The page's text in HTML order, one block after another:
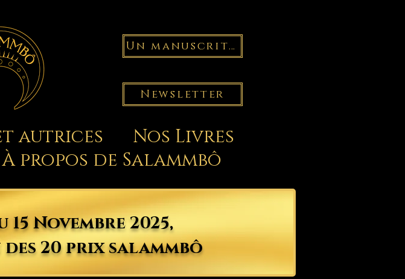
Un manuscrit ?
Newsletter
autrices
Nos Livres
À propos de Salammbô
15 Novembre 2025,
20 prix salammbô